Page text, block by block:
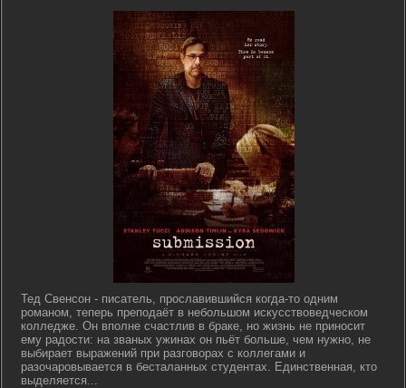
Тед Свенсон - писатель, прославившийся когда-то одним
романом, теперь преподаёт в небольшом искусствоведческом
колледже. Он вполне счастлив в браке, но жизнь не приносит
ему радости: на званых ужинах он пьёт больше, чем нужно, не
выбирает выражений при разговорах с коллегами и
разочаровывается в бесталанных студентах. Единственная, кто
выделяется...